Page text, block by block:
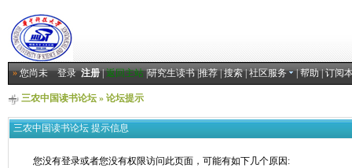
»您尚未登录 注册|返回主站|研究生读书|推荐|搜索|社区服务 |帮助|订阅
三农中国读书论坛» 论坛提示
三农中国读书论坛 提示信息
您没有登录或者您没有权限访问此页面，可能有如下几个原因: